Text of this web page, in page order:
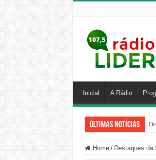
Inicial A Rádio
Últimas Notícias
Home / Destaques da